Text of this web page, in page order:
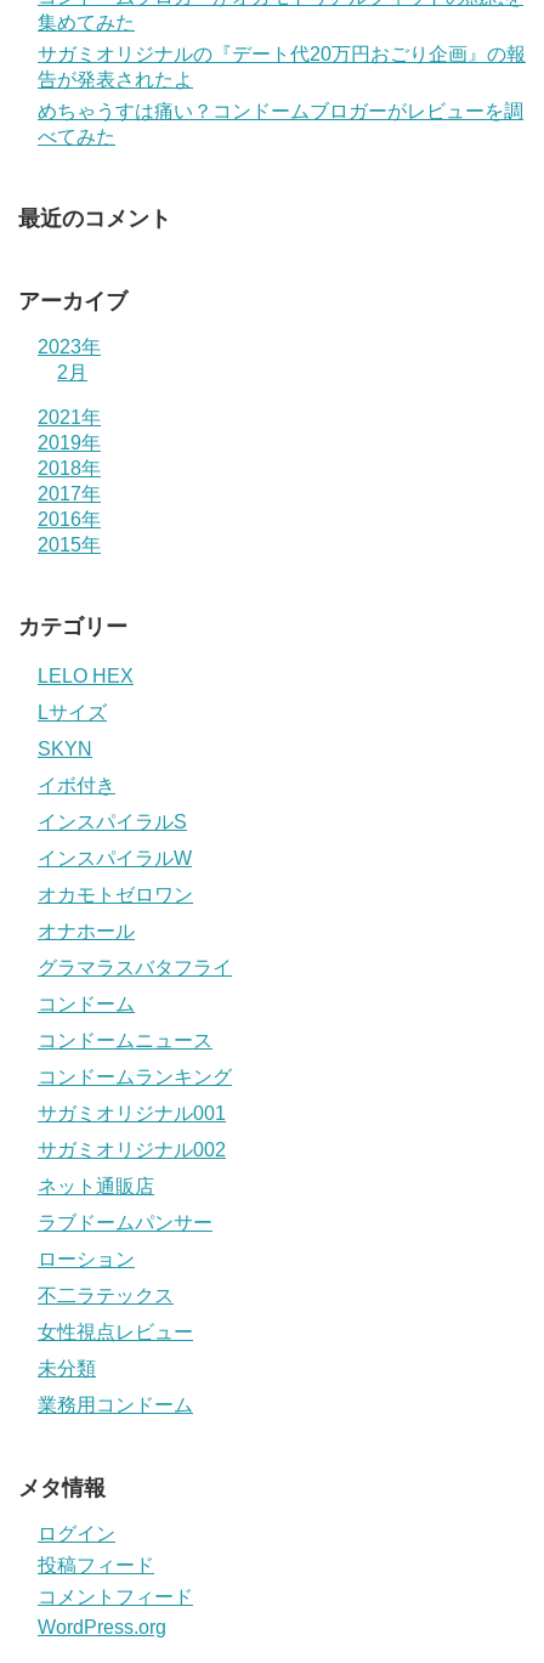
集めてみた
サガミオリジナルの『デート代20万円おごり企画』の報
告が発表されたよ
めちゃうすは痛い？コンドームブロガーがレビューを調
べてみた
最近のコメント
アーカイブ
2023年
2月
2021年
2019年
2018年
2017年
2016年
2015年
カテゴリー
LELO HEX
Lサイズ
SKYN
イボ付き
インスパイラルS
インスパイラルW
オカモトゼロワン
オナホール
グラマラスバタフライ
コンドーム
コンドームニュース
コンドームランキング
サガミオリジナル001
サガミオリジナル002
ネット通販店
ラブドームパンサー
ローション
不二ラテックス
女性視点レビュー
未分類
業務用コンドーム
メタ情報
ログイン
投稿フィード
コメントフィード
WordPress.org